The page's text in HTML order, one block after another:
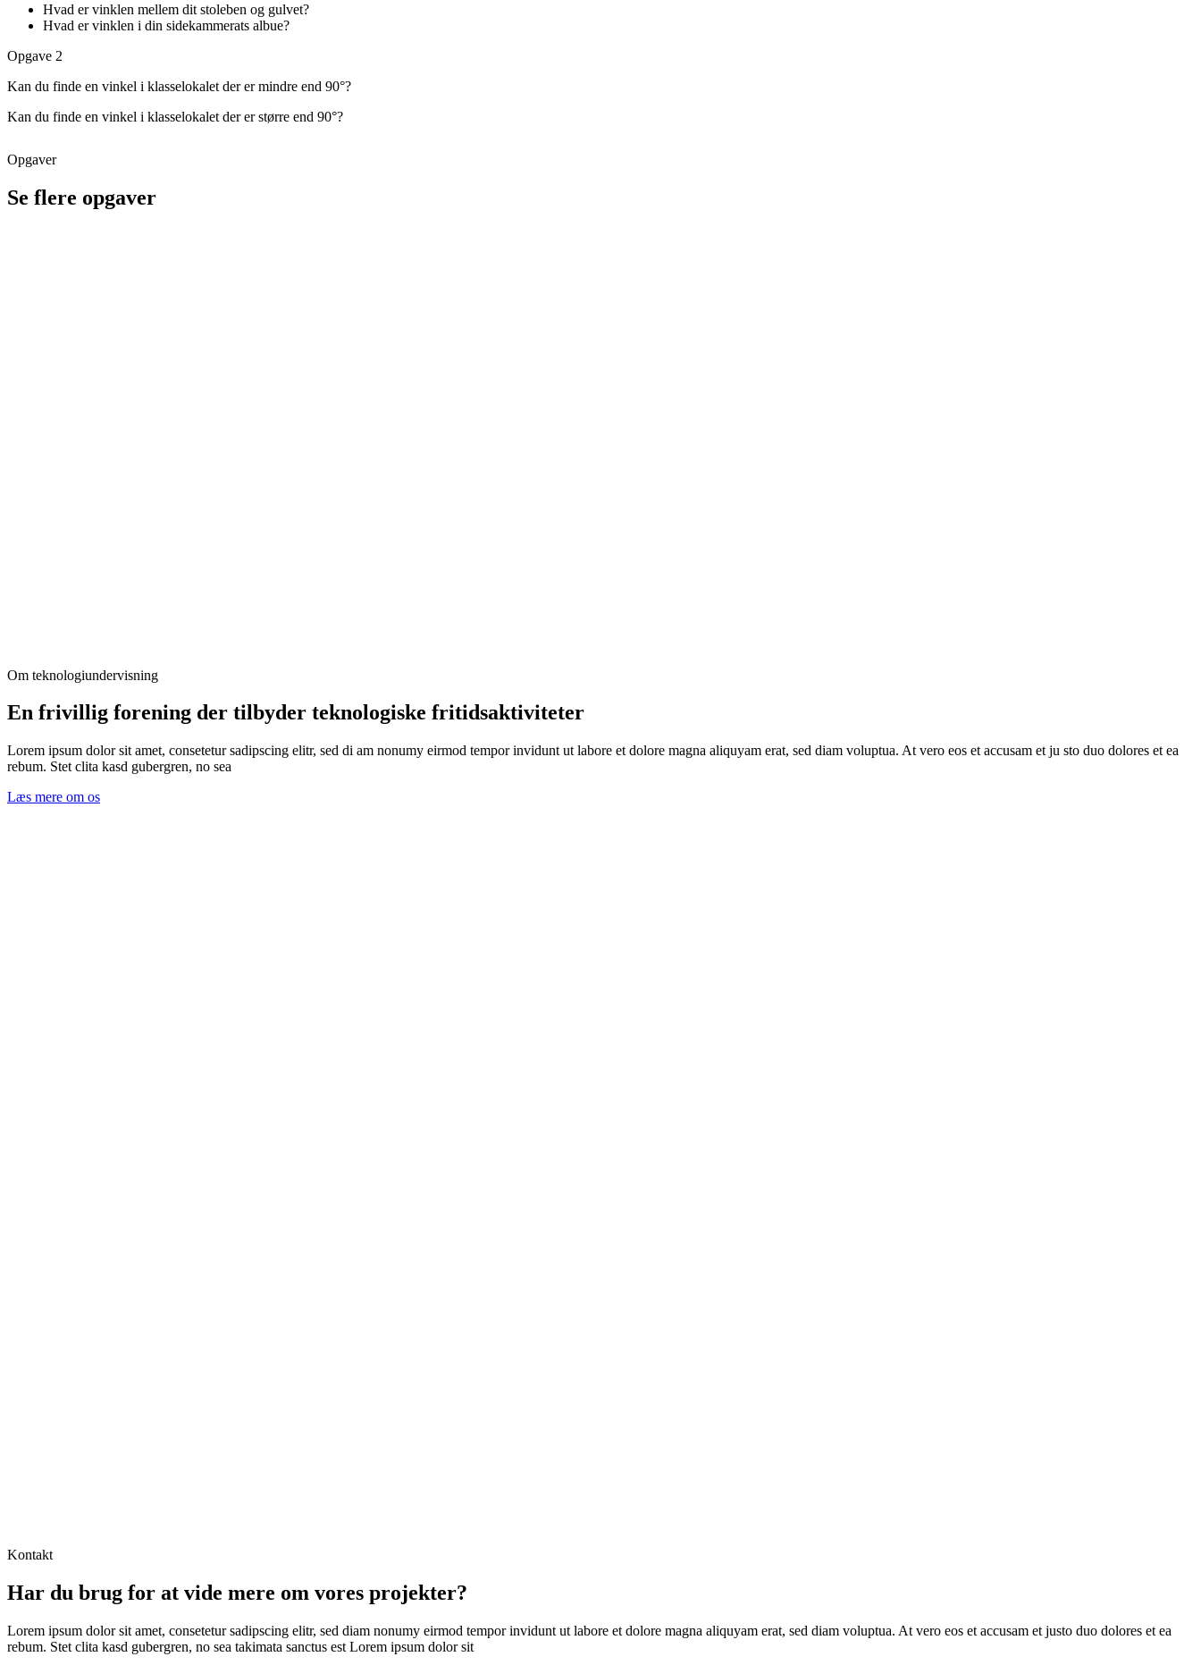
Hvad er vinklen mellem dit stoleben og gulvet?
Hvad er vinklen i din sidekammerats albue?
Opgave 2
Kan du finde en vinkel i klasselokalet der er mindre end 90°?
Kan du finde en vinkel i klasselokalet der er større end 90°?
Opgaver
Se flere opgaver
Om teknologiundervisning
En frivillig forening der tilbyder teknologiske fritidsaktiviteter
Lorem ipsum dolor sit amet, consetetur sadipscing elitr, sed di am nonumy eirmod tempor invidunt ut labore et dolore magna aliquyam erat, sed diam voluptua. At vero eos et accusam et ju sto duo dolores et ea
rebum. Stet clita kasd gubergren, no sea
Læs mere om os
Kontakt
Har du brug for at vide mere om vores projekter?
Lorem ipsum dolor sit amet, consetetur sadipscing elitr, sed diam nonumy eirmod tempor invidunt ut labore et dolore magna aliquyam erat, sed diam voluptua. At vero eos et accusam et justo duo dolores et ea
rebum. Stet clita kasd gubergren, no sea takimata sanctus est Lorem ipsum dolor sit